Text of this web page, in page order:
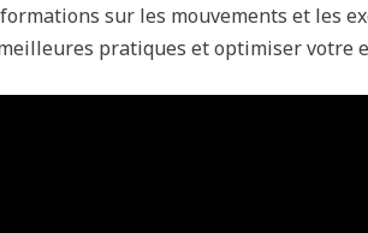
sur les mouvements et les
pratiques et optimiser votre